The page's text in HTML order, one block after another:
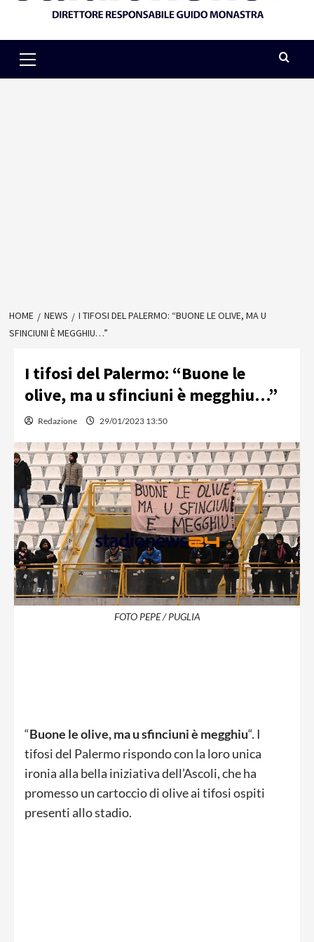
Menu
HOME NEWS
I TIFOSI DEL PALERMO: “BUONE LE OLIVE, MA U
SFINCIUNI È MEGGHIU…”
I tifosi del Palermo: “Buone le
olive, ma u sfinciuni è megghiu…”
Redazione 29/01/2023 13:50
FOTO PEPE / PUGLIA
“Buone le olive, ma u sfinciuni è megghiu“. I
tifosi del Palermo rispondo con la loro unica
ironia alla bella iniziativa dell’Ascoli, che ha
promesso un cartoccio di olive ai tifosi ospiti
presenti allo stadio.